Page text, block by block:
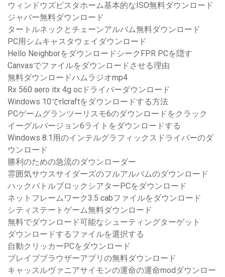
ウィンドウズビスタホーム基本的なISO無料ダウンロード
ジャバー無料ダウンロード
タートルネックとチェーンアルバム無料ダウンロード
PC用シムキャスタウェイダウンロード
Hello NeighborをダウンロードシークFPR PCを隠す
Canvasでファイルをダウンロードさせる理由
無料ダウンロードハムラジオmp4
Rx 560 aero itx 4g ocドライバーダウンロード
Windows 10でrlcraftをダウンロードする方法
PCゲームグランツーリスモ6のダウンロードをクラック
イーグルバージョン6ライトをダウンロードする
Windows 8.1用のインテルグラフィックスドライバーのダ
ウンロード
勝利のための急流のダウンローダー
雰囲気サウスサイダーズのフルアルバムのダウンロード
ハックバトルブロックシアターPCをダウンロード
ネットフレームワーク3.5 cabファイルをダウンロード
シティステートゲーム無料ダウンロード
無料でダウンロード可能なシューティングターゲット
ダウンロードするファイルを選択する
自動クリッカーPCをダウンロード
ブレイブブラウザーアプリの無料ダウンロード
キャッスルヴァニアサイモンの運命の運命modダウンロー